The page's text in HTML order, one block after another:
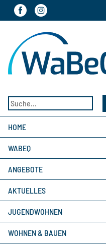
HOME
WABEQ
ANGEBOTE
AKTUELLES
JUGENDWOHNEN
WOHNEN & BAUEN